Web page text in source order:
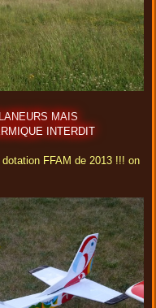
MAIS
INTERDIT
FFAM de 2013 !!! on